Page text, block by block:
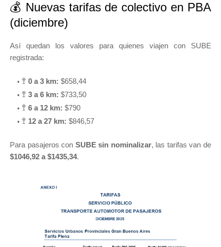
💰 Nuevas tarifas de colectivo en PBA
(diciembre)
Así quedan los valores para quienes viajen con SUBE
registrada:
🚏 0 a 3 km: $658,44
🚏 3 a 6 km: $733,50
🚏 6 a 12 km: $790
🚏 12 a 27 km: $846,57
Para pasajeros con SUBE sin nominalizar, las tarifas van de
$1046,92 a $1435,34.